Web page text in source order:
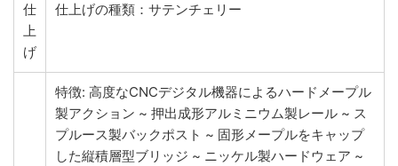
仕
上
げ
仕上げの種類：サテンチェリー
特徴: 高度なCNCデジタル機器によるハードメープル
製アクション ~ 押出成形アルミニウム製レール ~ ス
プルース製バックポスト ~ 固形メープルをキャップ
した縦積層型ブリッジ ~ ニッケル製ハードウェア ~